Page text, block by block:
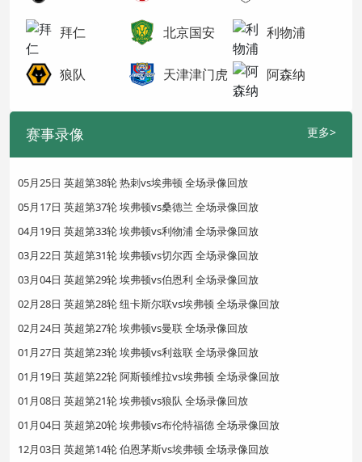
拜仁 北京国安 利物浦
狼队 天津津门虎 阿森纳
赛事录像 更多>
05月25日 英超第38轮 热刺vs埃弗顿 全场录像回放
05月17日 英超第37轮 埃弗顿vs桑德兰 全场录像回放
04月19日 英超第33轮 埃弗顿vs利物浦 全场录像回放
03月22日 英超第31轮 埃弗顿vs切尔西 全场录像回放
03月04日 英超第29轮 埃弗顿vs伯恩利 全场录像回放
02月28日 英超第28轮 纽卡斯尔联vs埃弗顿 全场录像回放
02月24日 英超第27轮 埃弗顿vs曼联 全场录像回放
01月27日 英超第23轮 埃弗顿vs利兹联 全场录像回放
01月19日 英超第22轮 阿斯顿维拉vs埃弗顿 全场录像回放
01月08日 英超第21轮 埃弗顿vs狼队 全场录像回放
01月04日 英超第20轮 埃弗顿vs布伦特福德 全场录像回放
12月03日 英超第14轮 伯恩茅斯vs埃弗顿 全场录像回放